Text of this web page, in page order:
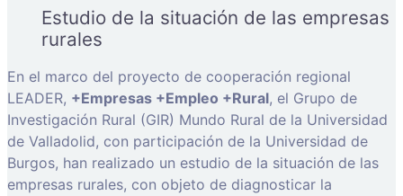
Estudio de la situación de las empresas
rurales
En el marco del proyecto de cooperación regional
LEADER, +Empresas +Empleo +Rural, el Grupo de
Investigación Rural (GIR) Mundo Rural de la Universidad
de Valladolid, con participación de la Universidad de
Burgos, han realizado un estudio de la situación de las
empresas rurales, con objeto de diagnosticar la